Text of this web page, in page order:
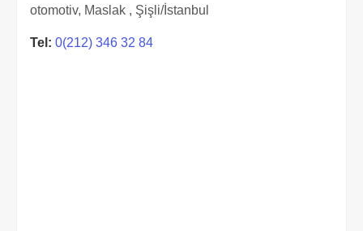
otomotiv, Maslak , Şişli/İstanbul
Tel: 0(212) 346 32 84